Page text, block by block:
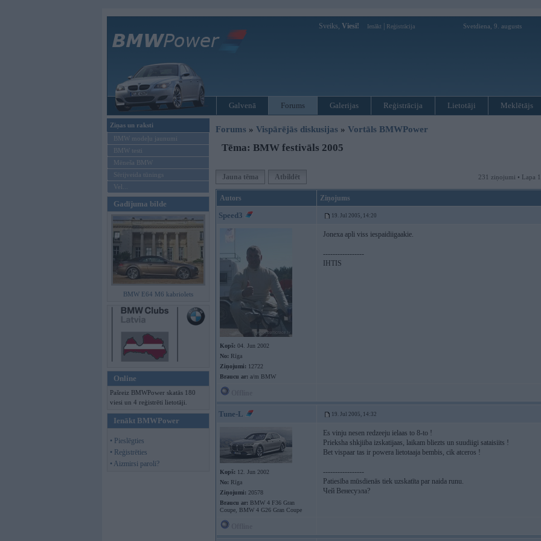
Sveiks, Viesi! Ienākt Reģistrācija Svetdiena, 9. augusts
Galvenā Forums Galerijas Reģistrācija Lietotāji Meklētājs
Ziņas un raksti
BMW modeļu jaunumi
BMW testi
Mēneša BMW
Sērijveida tūnings
Vel...
Gadījuma bilde
BMW E64 M6 kabriolets
Online
Pašreiz BMWPower skatās 180
viesi un 4 reģistrēti lietotāji.
Ienākt BMWPower
• Pieslēgties
• Reģistrēties
• Aizmirsi paroli?
Forums » Vispārējās diskusijas » Vortāls BMWPower
Tēma: BMW festivāls 2005
Jauna tēma Atbildēt 231 ziņojumi • Lapa
Autors Ziņojums
Speed3 19. Jul 2005, 14:20
Kopš: 04. Jun 2002
No: Rīga
Ziņojumi: 12722
Braucu ar: a/m BMW
Jonexa apli viss iespaidiigaakie.
-----------------
IHTIS
Tune-L 19. Jul 2005, 14:32
Kopš: 12. Jun 2002
No: Rīga
Ziņojumi: 20578
Braucu ar: BMW 4 F36 Gran
Coupe, BMW 4 G26 Gran Coupe
Es vinju nesen redzeeju ielaas to 8-to !
Prieksha shkjiiba izskatijaas, laikam bliezts un suudiigi sataisiits !
Bet vispaar tas ir powera lietotaaja bembis, cik atceros !
-----------------
Patiesība mūsdienās tiek uzskatīta par naida runu.
Чей Венесуэла?